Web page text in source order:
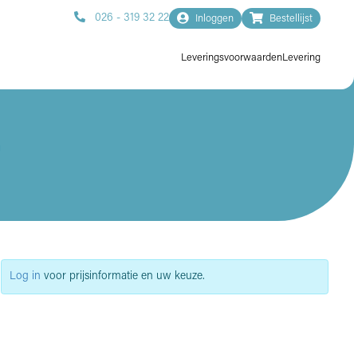
026 - 319 32 22 Inloggen Bestellijst
LeveringsvoorwaardenLevering
Log in voor prijsinformatie en uw keuze.